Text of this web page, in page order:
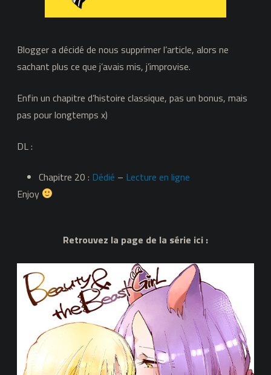
Blogger a décidé de nous supprimer l’article, alors ne
sachant plus ce que j’avais mis, j’improvise.
Enfin un chapitre d’histoire classique, pas un bonus, mais
pas pour longtemps x)
DL :
Chapitre 20 : Dédié – Lecture en ligne
Enjoy
Retrouvez la page de la série ici :